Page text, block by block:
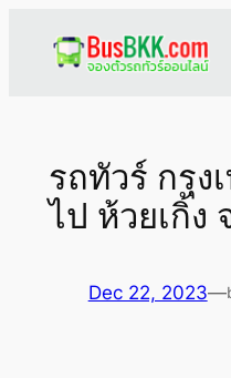
รถทัวร์ กรุ
ไป ห้วยเกิ้ง
Dec 22, 2023—